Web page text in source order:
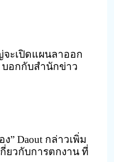
จะเปิดแผนลาออก
บอกกับสำนักข่าว
” Daout กล่าวเพิ่ม
ยวกับการตกงาน ที่